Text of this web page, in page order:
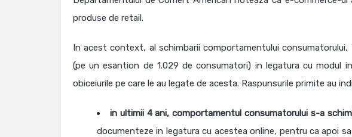
produse de retail.
In acest context, al schimbarii comportamentului consumatorului,
(pe un esantion de 1.029 de consumatori) in legatura cu modul
obiceiurile pe care le au legate de acesta. Raspunsurile primite au
in ultimii 4 ani, comportamentul consumatorului s-a
documenteze in legatura cu acestea online, pentru ca apoi